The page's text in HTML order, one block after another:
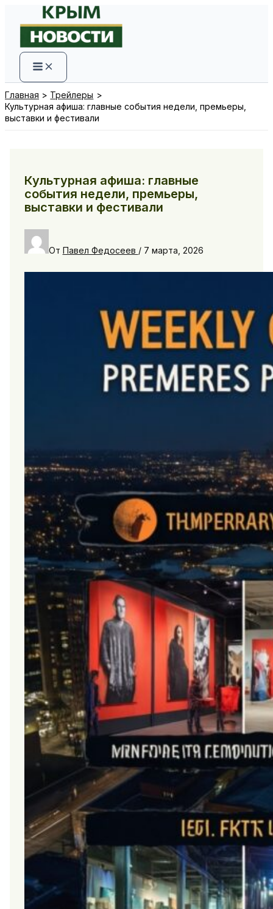
содержимому
Главная
Трейлеры
Культурная афиша: главные события недели, премьеры,
выставки и фестивали
Культурная афиша: главные
события недели, премьеры,
выставки и фестивали
От Павел Федосеев / 7 марта, 2026